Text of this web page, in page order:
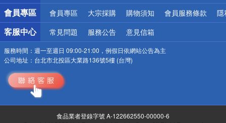
會員專區 會員專區 大宗採購 購物須知 會員服務條款 隱
客服中心 常見問題 服務公告 意見信箱
服務時間： 週一至週日 09:00-21:00，例假日依網站公告為主
公司地址： 台北市北投區大業路136號5樓 (台灣)
食品業者登錄字號 A-122662550-00000-6